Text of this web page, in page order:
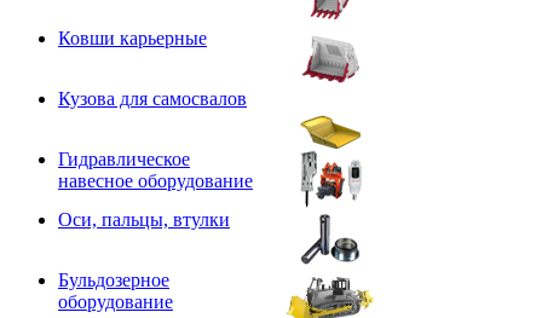
Ковши карьерные
Кузова для самосвалов
Гидравлическое
навесное оборудование
Оси, пальцы, втулки
Бульдозерное
оборудование